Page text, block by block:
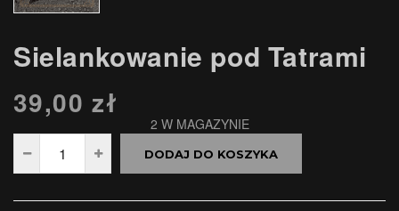
Sielankowanie pod Tatrami
39,00zł
2 W MAGAZYNIE
DODAJ DO KOSZYKA